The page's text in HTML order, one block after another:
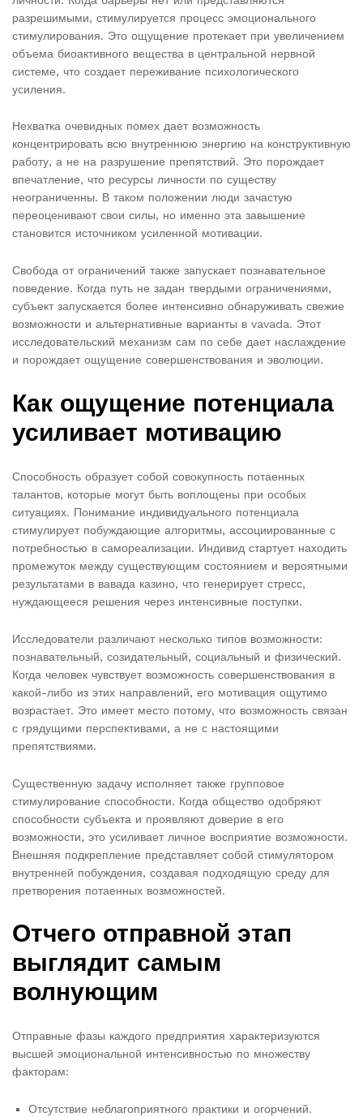
разрешимыми, стимулируется процесс эмоционального
стимулирования. Это ощущение протекает при увеличением
объема биоактивного вещества в центральной нервной
системе, что создает переживание психологического
усиления.
Нехватка очевидных помех дает возможность
концентрировать всю внутреннюю энергию на конструктивную
работу, а не на разрушение препятствий. Это порождает
впечатление, что ресурсы личности по существу
неограниченны. В таком положении люди зачастую
переоценивают свои силы, но именно эта завышение
становится источником усиленной мотивации.
Свобода от ограничений также запускает познавательное
поведение. Когда путь не задан твердыми ограничениями,
субъект запускается более интенсивно обнаруживать свежие
возможности и альтернативные варианты в vavada. Этот
исследовательский механизм сам по себе дает наслаждение
и порождает ощущение совершенствования и эволюции.
Как ощущение потенциала
усиливает мотивацию
Способность образует собой совокупность потаенных
талантов, которые могут быть воплощены при особых
ситуациях. Понимание индивидуального потенциала
стимулирует побуждающие алгоритмы, ассоциированные с
потребностью в самореализации. Индивид стартует находить
промежуток между существующим состоянием и вероятными
результатами в вавада казино, что генерирует стресс,
нуждающееся решения через интенсивные поступки.
Исследователи различают несколько типов возможности:
познавательный, созидательный, социальный и физический.
Когда человек чувствует возможность совершенствования в
какой-либо из этих направлений, его мотивация ощутимо
возрастает. Это имеет место потому, что возможность связан
с грядущими перспективами, а не с настоящими
препятствиями.
Существенную задачу исполняет также групповое
стимулирование способности. Когда общество одобряют
способности субъекта и проявляют доверие в его
возможности, это усиливает личное восприятие возможности.
Внешняя подкрепление представляет собой стимулятором
внутренней побуждения, создавая подходящую среду для
претворения потаенных возможностей.
Отчего отправной этап
выглядит самым
волнующим
Отправные фазы каждого предприятия характеризуются
высшей эмоциональной интенсивностью по множеству
факторам:
Отсутствие неблагоприятного практики и огорчений.